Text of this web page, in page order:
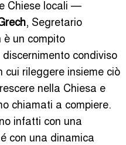
Chiese locali —
, Segretario
un compito
condiviso
rileggere insieme ciò
nella Chiesa e
chiamati a compiere.
infatti con una
con una dinamica